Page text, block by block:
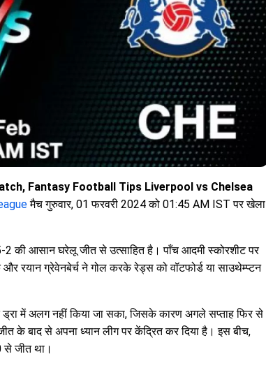
Fantasy Football Tips Liverpool vs Chelsea
मैच गुरुवार, 01 फरवरी 2024 को 01:45 AM IST पर खेला
2 की आसान घरेलू जीत से उत्साहित है। पाँच आदमी स्कोरशीट पर
रयान ग्रेवेनबेर्च ने गोल करके रेड्स को वॉटफोर्ड या साउथेम्प्टन
में अलग नहीं किया जा सका, जिसके कारण अगले सप्ताह फिर से
बाद से अपना ध्यान लीग पर केंद्रित कर दिया है। इस बीच,
से जीत था।